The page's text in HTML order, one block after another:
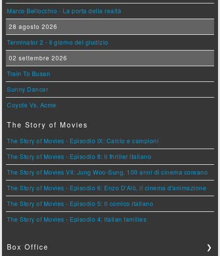
Marco Bellocchio - La porta della realtà
28 agosto 2026
Terminator 2 - Il giorno del giudizio
02 settembre 2026
Train To Busan
Sunny Dancer
Coyote Vs. Acme
The Story of Movies
The Story of Movies - Episodio IX: Calcio e campioni
The Story of Movies - Episodio 8: Il thriller italiano
The Story of Movies VII: Jung Woo-Sung, 100 anni di cinema coreano
The Story of Movies - Episodio 6: Enzo D'Alò, il cinema d'animazione
The Story of Movies - Episodio 5: Il comico italiano
The Story of Movies - Episodio 4: Italian families
Box Office ❯